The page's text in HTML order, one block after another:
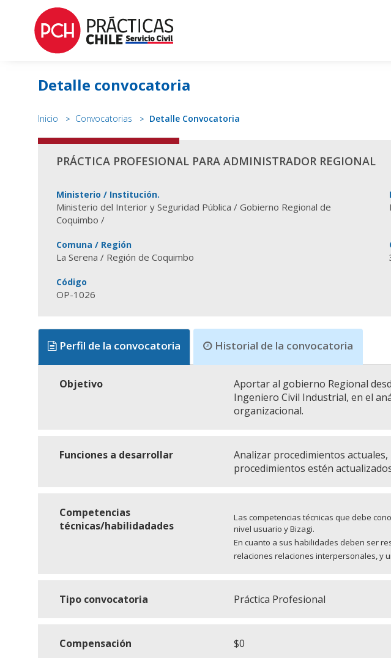
Detalle convocatoria
Inicio Convocatorias Detalle Convocatoria
PRÁCTICA PROFESIONAL PARA ADMINISTRADOR REGIONAL
Ministerio / Institución.
Ministerio del Interior y Seguridad Pública / Gobierno Regional de
Coquimbo /
Comuna / Región
La Serena / Región de Coquimbo
Código
OP-1026
Perfil de la convocatoria Historial de la convocatoria
Objetivo
Aportar al gobierno Regional
Ingeniero Civil Industrial, en el
organizacional.
Funciones a desarrollar
Analizar procedimientos
procedimientos estén
Competencias
técnicas/habilidadades
Las competencias técnicas que debe
nivel usuario y Bizagi.
En cuanto a sus habilidades deben ser r
relaciones relaciones interpersonales,y
Tipo convocatoria Práctica Profesional
Compensación $0